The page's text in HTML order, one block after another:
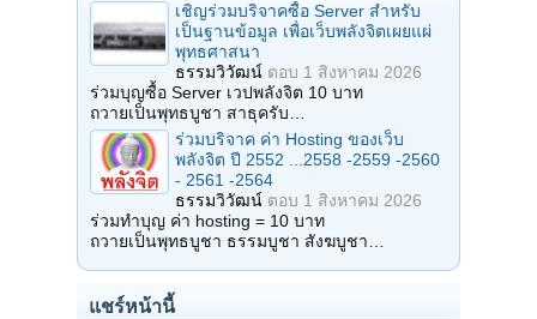
เชิญร่วมบริจาคซื้อ Server สำหรับ
เป็นฐานข้อมูล เพื่อเว็บพลังจิตเผยแผ่
พุทธศาสนา
ธรรมวิวัฒน์ ตอบ 1 สิงหาคม 2026
ร่วมบุญซื้อ Server เวปพลังจิต 10 บาท
ถวายเป็นพุทธบูชา สาธุครับ…
ร่วมบริจาค ค่า Hosting ของเว็บ
พลังจิต ปี 2552 ...2558 -2559 -2560
- 2561 -2564
ธรรมวิวัฒน์ ตอบ 1 สิงหาคม 2026
ร่วมทำบุญ ค่า hosting = 10 บาท
ถวายเป็นพุทธบูชา ธรรมบูชา สังฆบูชา…
แชร์หน้านี้